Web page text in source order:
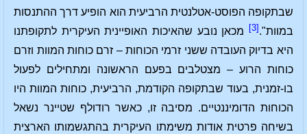
שבתקופה הפוסט-אטלנטית הרביעית הוא הופיע דרך ההתנסות
במוות". [3]
מכאן נובע שהאיכות האופיינית העיקרית לתקופתנו
היא בדיוק העובדה ששני זרמי הכוחות – זרם כוחות המוות וזרם
כוחות הרוע – מצטלבים בפעם הראשונה ומתחילים לפעול
בו-זמנית, בעוד שבתקופה הקודמת, הרביעית, כוחות המוות היו
הכוחות הדומיננטיים. מסיבה זו, כאשר רודולף שטיינר נשאל
בשיחה פרטית אודות משימתו העיקרית בהתגשמותו הארצית